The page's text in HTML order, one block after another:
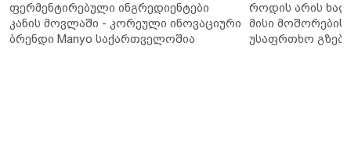
ფერმენტირებული ინგრედიენტები
კანის მოვლაში - კორეული ინოვაციური
ბრენდი Manyo საქართველოშია
როდის არის
მისი მოშორების
უსაფრთხო გზები